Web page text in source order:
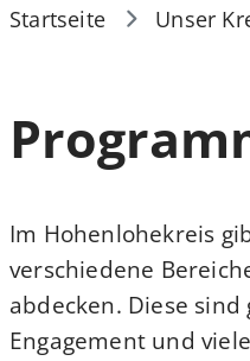
Startseite Unser
Im Hohenlohekreis
verschiedene
abdecken. Diese
Engagement und